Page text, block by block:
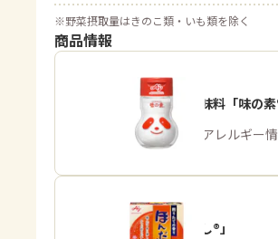
※野菜摂取量はきのこ類・いも類を除く
商品情報
うま味調味料「味の素
商品・アレルギー
「ほんだし®」